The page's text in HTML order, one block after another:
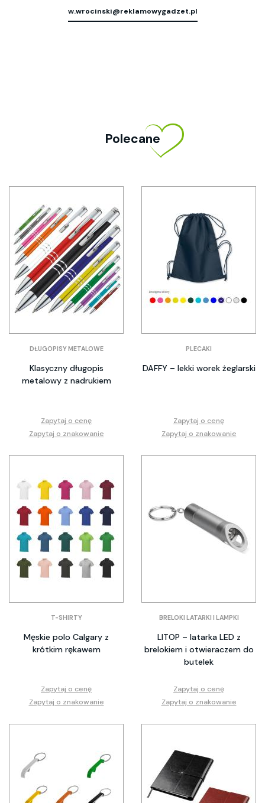
w.wrocinski@reklamowygadzet.pl
Polecane
DŁUGOPISY METALOWE
Klasyczny długopis
metalowy z nadrukiem
Zapytaj o cenę
Zapytaj o znakowanie
PLECAKI
DAFFY – lekki worek żeglarski
Zapytaj o cenę
Zapytaj o znakowanie
T-SHIRTY
Męskie polo Calgary z
krótkim rękawem
Zapytaj o cenę
Zapytaj o znakowanie
BRELOKI LATARKI I LAMPKI
LITOP – latarka LED z
brelokiem i otwieraczem do
butelek
Zapytaj o cenę
Zapytaj o znakowanie